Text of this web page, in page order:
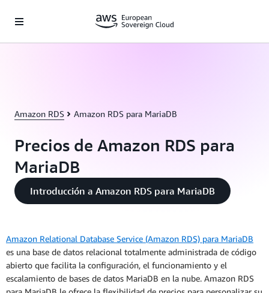
Amazon RDS Amazon RDS para MariaDB
Precios de Amazon RDS para
MariaDB
Introducción a Amazon RDS para MariaDB
Amazon Relational Database Service (Amazon RDS) para MariaDB
es una base de datos relacional totalmente administrada de código
abierto que facilita la configuración, el funcionamiento y el
escalamiento de bases de datos MariaDB en la nube. Amazon RDS